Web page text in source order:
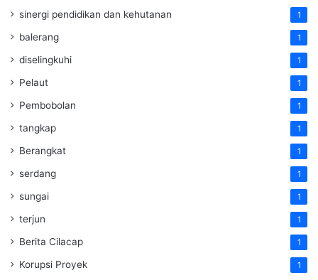
sinergi pendidikan dan kehutanan 1
balerang 1
diselingkuhi 1
Pelaut 1
Pembobolan 1
tangkap 1
Berangkat 1
serdang 1
sungai 1
terjun 1
Berita Cilacap 1
Korupsi Proyek 1